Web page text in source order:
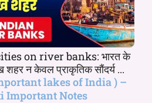
on river banks: भारत के
शहर न केवल प्राकृतिक सौंदर्य ...
lakes of India ) –
Important Notes